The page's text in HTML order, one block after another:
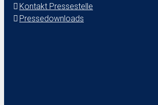
Kontakt Pressestelle
Pressedownloads